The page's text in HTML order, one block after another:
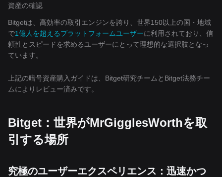
資産の確認
Bitgetは、高効率の取引エンジンを誇り、世界150以上の国・地域
で1億人を超えるプラットフォームユーザーに利用されており、信
頼性とスピードを求めるユーザーにとって理想的な選択肢となっ
ています。
上記の暗号資産購入ガイドは、Bitget研究チームとBitget法務チー
ムによりレビュー済みです。
Bitget：世界がMrGigglesWorthを取
引する場所
究極のユーザーエクスペリエンス：迅速かつ